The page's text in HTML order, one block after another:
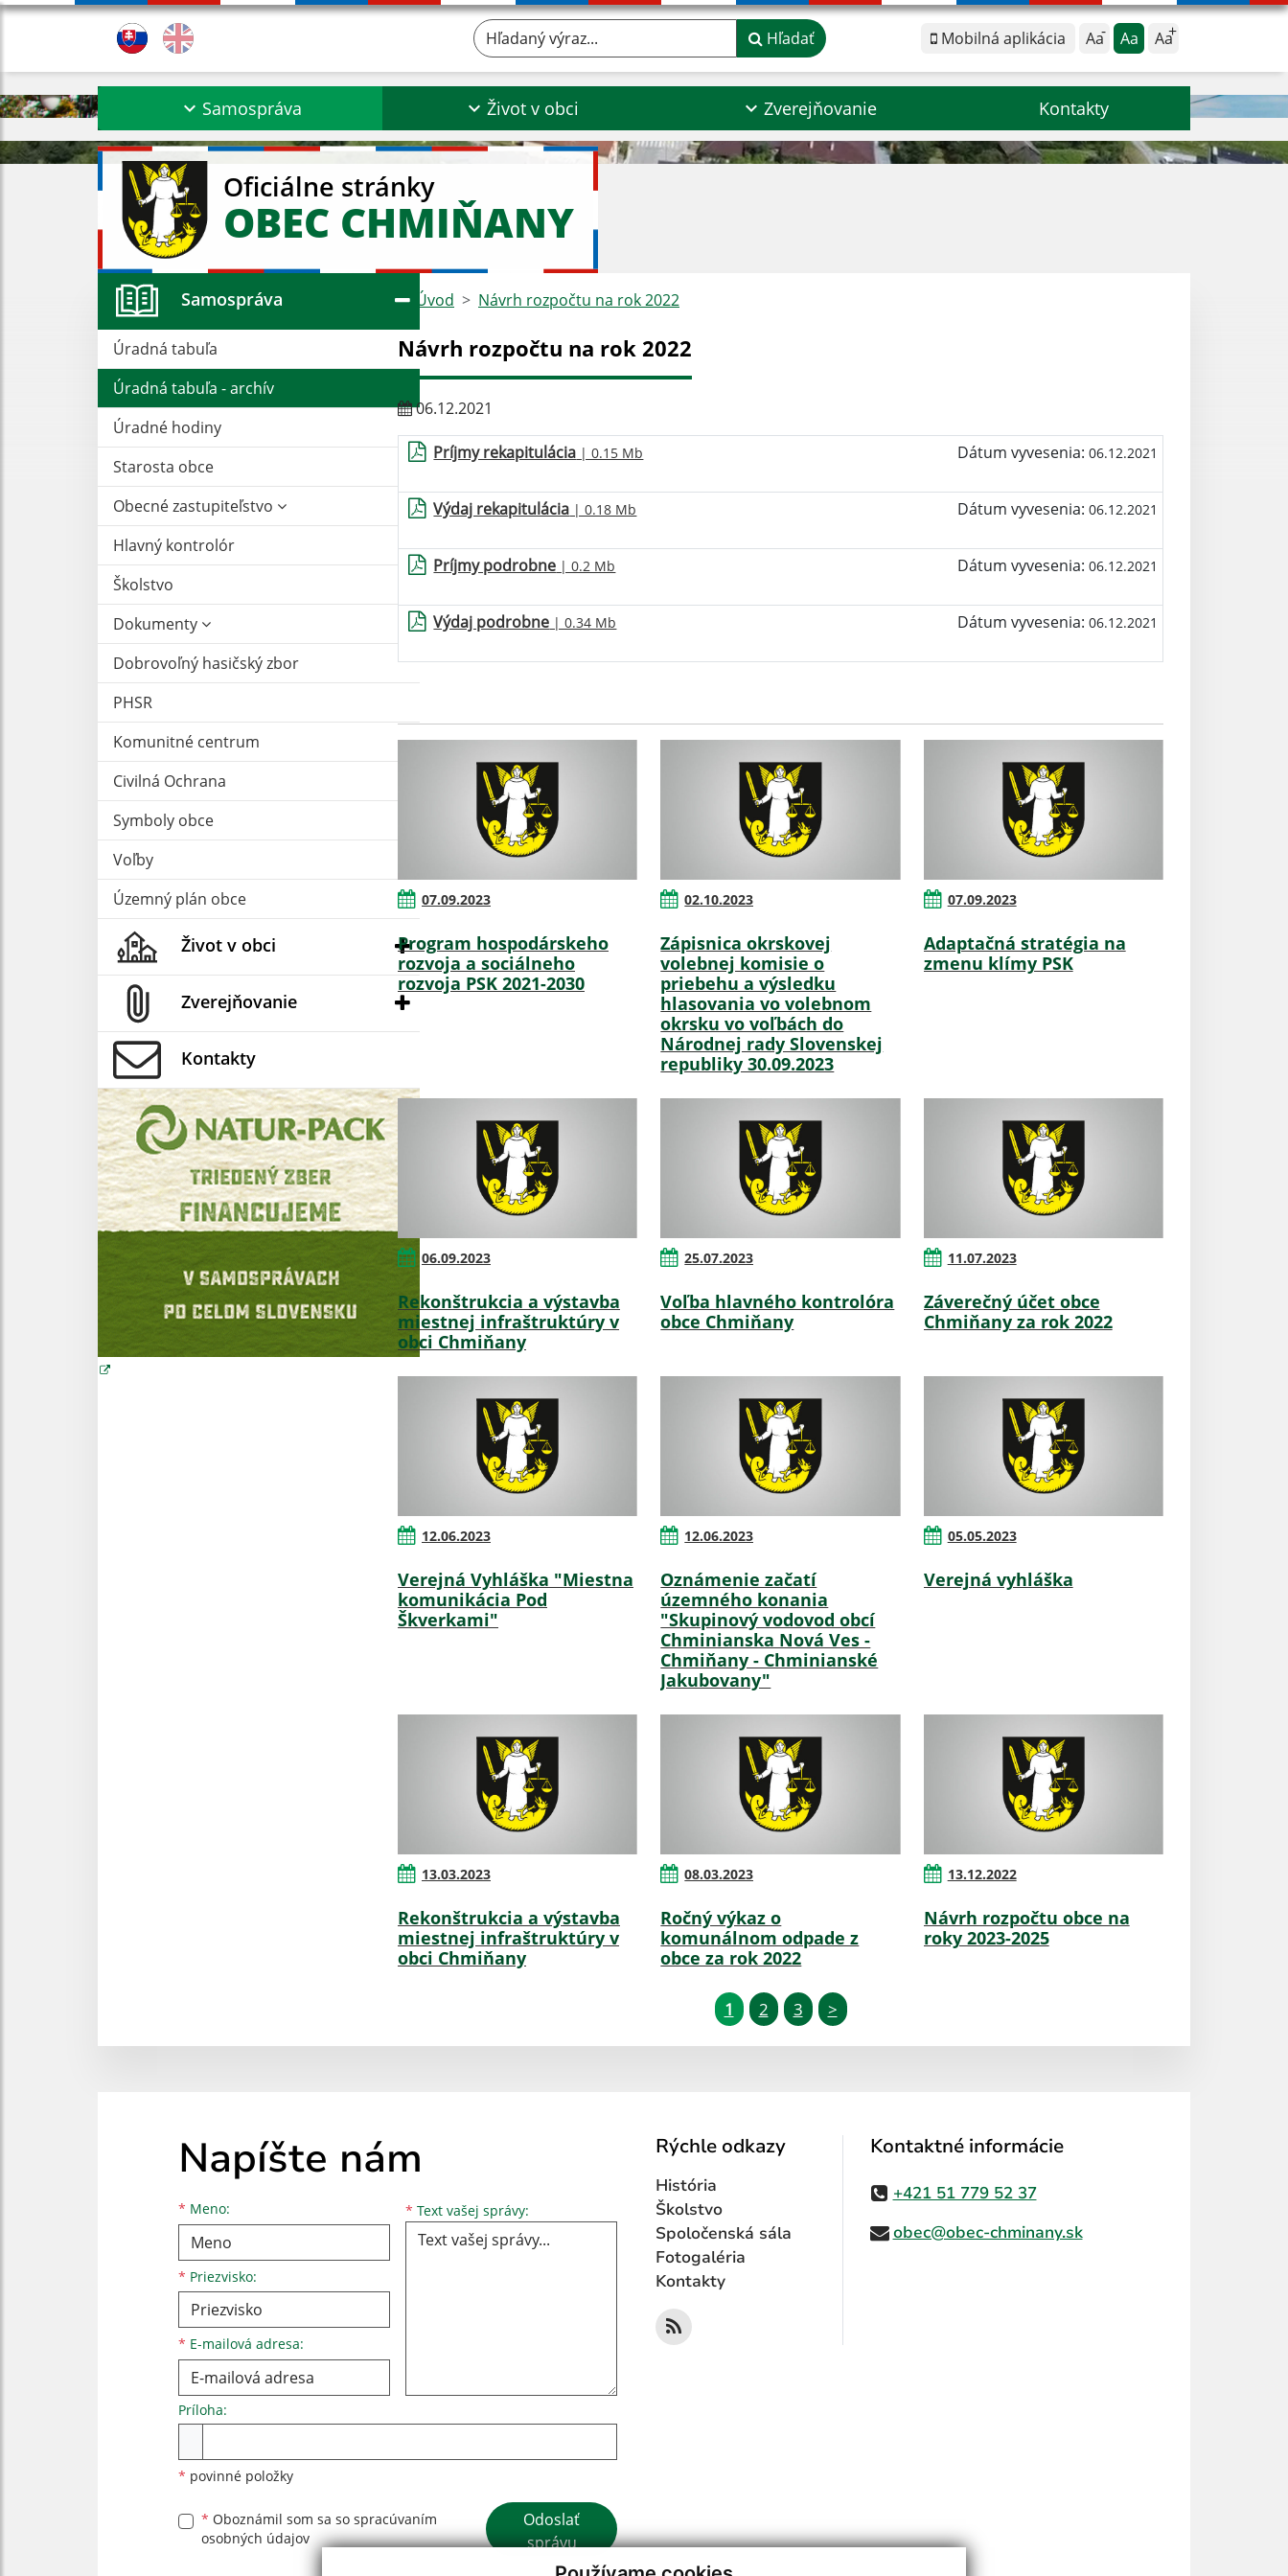
Mobilná aplikácia Aa Aa Aa
Hľadaný výraz... Hľadať
Samospráva Život v obci Zverejňovanie Kontakty
Oficiálne stránky
OBEC CHMIŇANY
Samospráva
Úradná tabuľa
Úradná tabuľa - archív
Úradné hodiny
Starosta obce
Obecné zastupiteľstvo
Hlavný kontrolór
Školstvo
Dokumenty
Dobrovoľný hasičský zbor
PHSR
Komunitné centrum
Civilná Ochrana
Symboly obce
Voľby
Územný plán obce
Život v obci
Zverejňovanie
Kontakty
Úvod Návrh rozpočtu na rok 2022
Návrh rozpočtu na rok 2022
06.12.2021
Príjmy rekapitulácia | 0.15 Mb Dátum vyvesenia: 06.12.2021
Výdaj rekapitulácia | 0.18 Mb Dátum vyvesenia: 06.12.2021
Príjmy podrobne | 0.2 Mb Dátum vyvesenia: 06.12.2021
Výdaj podrobne | 0.34 Mb Dátum vyvesenia: 06.12.2021
07.09.2023
Program hospodárskeho
rozvoja a sociálneho
rozvoja PSK 2021-2030
02.10.2023
Zápisnica okrskovej
volebnej komisie o
priebehu a výsledku
hlasovania vo volebnom
okrsku vo voľbách do
Národnej rady Slovenskej
republiky 30.09.2023
07.09.2023
Adaptačná stratégia na
zmenu klímy PSK
06.09.2023
Rekonštrukcia a výstavba
miestnej infraštruktúry v
obci Chmiňany
25.07.2023
Voľba hlavného kontrolóra
obce Chmiňany
11.07.2023
Záverečný účet obce
Chmiňany za rok 2022
12.06.2023
Verejná Vyhláška "Miestna
komunikácia Pod
Škverkami"
12.06.2023
Oznámenie začatí
územného konania
"Skupinový vodovod obcí
Chminianska Nová Ves -
Chmiňany - Chminianské
Jakubovany"
05.05.2023
Verejná vyhláška
13.03.2023
Rekonštrukcia a výstavba
miestnej infraštruktúry v
obci Chmiňany
08.03.2023
Ročný výkaz o
komunálnom odpade z
obce za rok 2022
13.12.2022
Návrh rozpočtu obce na
roky 2023-2025
1 2 3 >
Napíšte nám
* Meno:
Meno
* Priezvisko:
Priezvisko
* E-mailová adresa:
E-mailová adresa * Text vašej správy: Text vašej správy...
Príloha:
* povinné položky
* Oboznámil som sa so spracúvaním
osobných údajov
Google reCaptcha Response
Odoslať
správu
Rýchle odkazy
História
Školstvo
Spoločenská sála
Fotogaléria
Kontakty
Kontaktné informácie
+421 51 779 52 37
obec@obec-chminany.sk